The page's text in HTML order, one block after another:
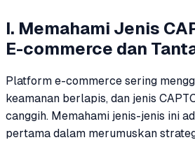
I. Memahami Jenis
E-commerce dan
Platform e-commerce sering
keamanan berlapis, dan jenis
canggih. Memahami jenis-jenis ini
pertama dalam merumuskan